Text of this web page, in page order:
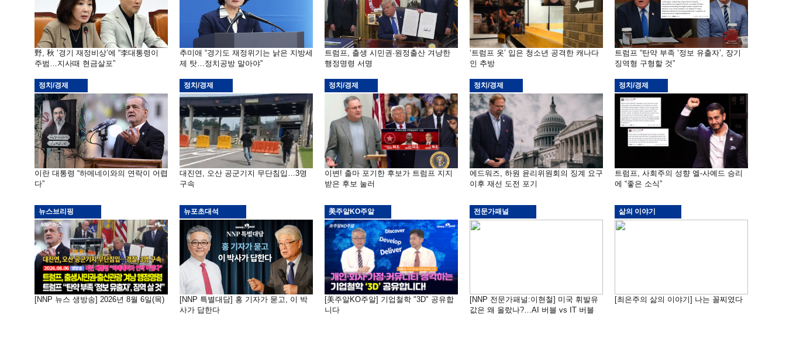
野, 秋 ‘경기 재정비상’에 “李대통령이
주범…지사때 현금살포”
추미애 “경기도 재정위기는 낡은 지방세
제 탓…정치공방 말아야”
트럼프, 출생 시민권·원정출산 겨냥한
행정명령 서명
‘트럼프 옷’ 입은 청소년 공격한 캐나다
인 추방
트럼프 “탄약 부족 ‘정보 유출자’, 장기
징역형 구형할 것”
정치/경제
이란 대통령 “하메네이와의 연락이 어렵
다”
정치/경제
대진연, 오산 공군기지 무단침입…3명
구속
정치/경제
이변! 출마 포기한 후보가 트럼프 지지
받은 후보 눌러
정치/경제
에드워즈, 하원 윤리위원회의 징계 요구
이후 재선 도전 포기
정치/경제
트럼프, 사회주의 성향 엘-사예드 승리
에 “좋은 소식”
뉴스브리핑
[NNP 뉴스 생방송] 2026년 8월 6일(목)
뉴포초대석
[NNP 특별대담] 홍 기자가 묻고, 이 박
사가 답한다
美주알KO주알
[美주알KO주알] 기업철학 "3D" 공유합
니다
전문가패널
[NNP 전문가패널:이현철] 미국 휘발유
값은 왜 올랐나?…AI 버블 vs IT 버블
삶의 이야기
[최은주의 삶의 이야기] 나는 꼴찌였다